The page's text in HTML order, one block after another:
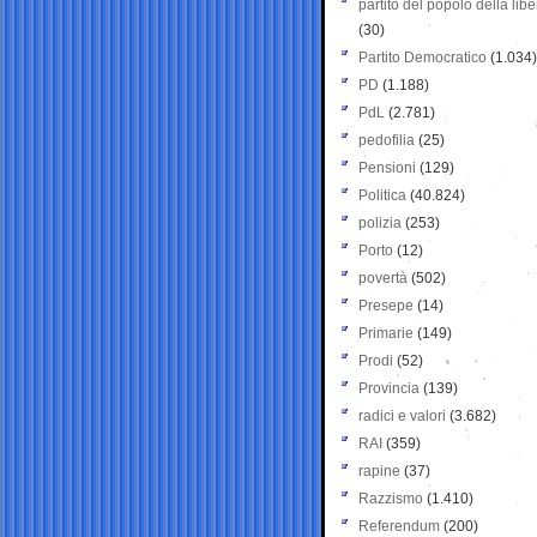
partito del popolo della
(30)
Partito Democratico (1.034)
PD (1.188)
PdL (2.781)
pedofilia (25)
Pensioni (129)
Politica (40.824)
polizia (253)
Porto (12)
povertà (502)
Presepe (14)
Primarie (149)
Prodi (52)
Provincia (139)
radici e valori (3.682)
RAI (359)
rapine (37)
Razzismo (1.410)
Referendum (200)